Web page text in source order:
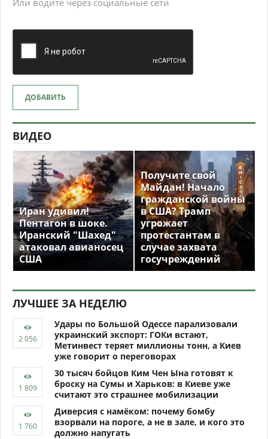
ДОБАВИТЬ
ВИДЕО
Иран удивил!
Пентагон в шоке.
Иранский "Шахед"
атаковал авианосец
США
Получите свой
Майдан! Начало
гражданской войны
в США? Трамп
угрожает
протестантам в
случае захвата
госучреждений
ЛУЧШЕЕ ЗА НЕДЕЛЮ
Удары по Большой Одессе парализовали
украинский экспорт: ГОКи встают,
Метинвест теряет миллионы тонн, а Киев
уже говорит о переговорах
30 тысяч бойцов Ким Чен Ына готовят к
броску на Сумы и Харьков: в Киеве уже
считают это страшнее мобилизации
Диверсия с намёком: почему бомбу
взорвали на пороге, а не в зале, и кого это
должно напугать